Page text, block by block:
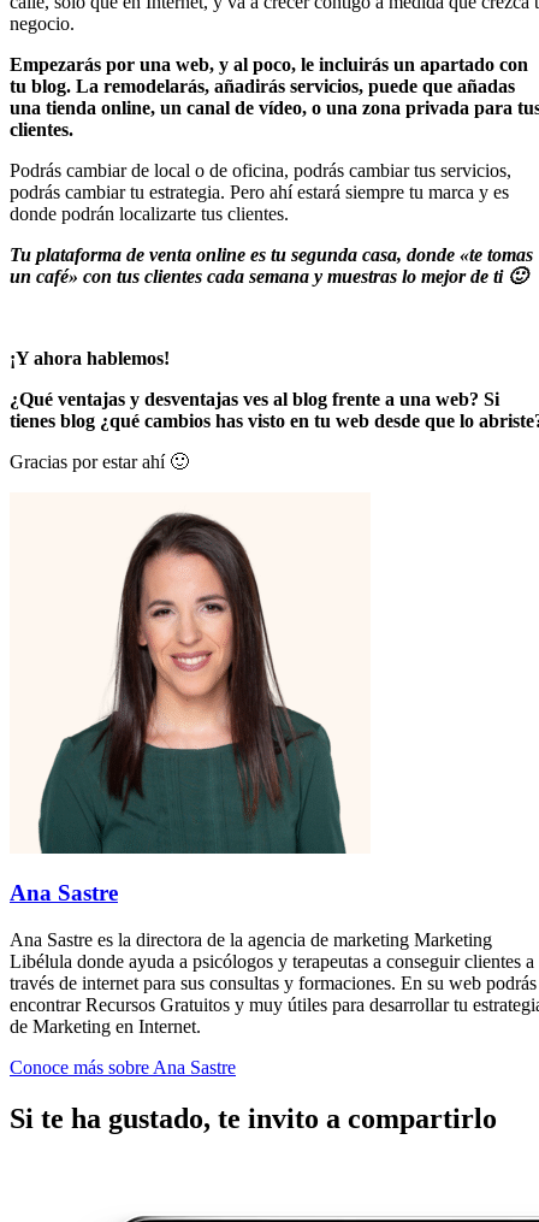
negocio.
Empezarás por una web, y al poco, le incluirás un apartado con
tu blog. La remodelarás, añadirás servicios, puede que añadas
una tienda online, un canal de vídeo, o una zona privada para
clientes.
Podrás cambiar de local o de oficina, podrás cambiar tus servicios,
podrás cambiar tu estrategia. Pero ahí estará siempre tu marca y es
donde podrán localizarte tus clientes.
Tu plataforma de venta online es tu segunda casa, donde «te tomas
un café» con tus clientes cada semana y muestras lo mejor de ti 🙂
¡Y ahora hablemos!
¿Qué ventajas y desventajas ves al blog frente a una web? Si
tienes blog ¿qué cambios has visto en tu web desde que lo
Gracias por estar ahí 🙂
Ana Sastre
Ana Sastre es la directora de la agencia de marketing Marketing
Libélula donde ayuda a psicólogos y terapeutas a conseguir clientes a
través de internet para sus consultas y formaciones. En su web podrás
encontrar Recursos Gratuitos y muy útiles para desarrollar tu
de Marketing en Internet.
Conoce más sobre Ana Sastre
Si te ha gustado, te invito a compartirlo